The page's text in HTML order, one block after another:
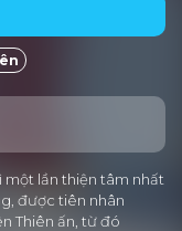
Tập 12 Tập 11
một lần thiện tâm nhất
được tiên nhân
Thiên ấn, từ đó